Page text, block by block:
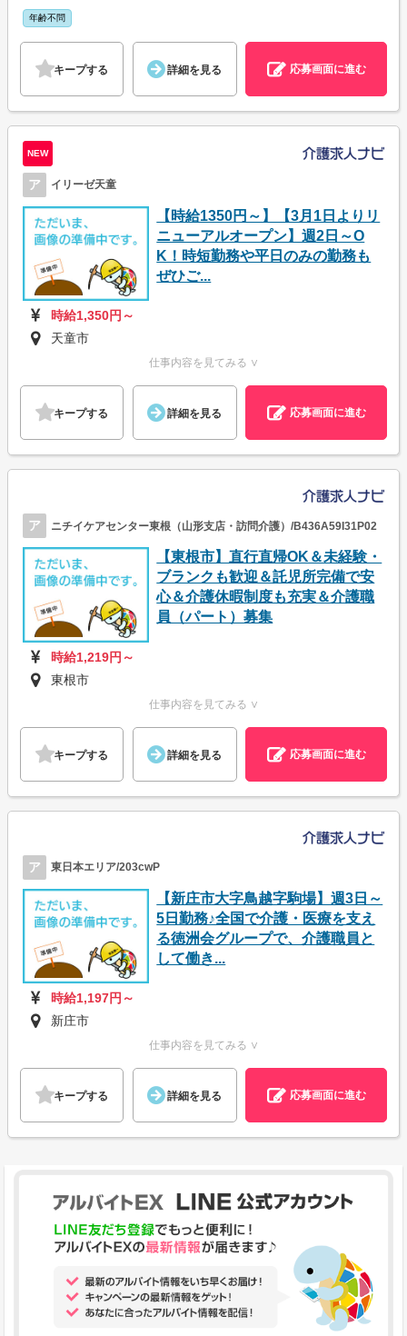
年齢不問
キープする 詳細を見る 応募画面に進む
NEW
ア イリーゼ天童
【時給1350円～】【3月1日よりリ
ニューアルオープン】週2日～O
K！時短勤務や平日のみの勤務も
ぜひご...
時給1,350円～
天童市
仕事内容を見てみる ∨
キープする 詳細を見る 応募画面に進む
ア ニチイケアセンター東根（山形支店・訪問介護）/B436A59I31P02
【東根市】直行直帰OK＆未経験・
ブランクも歓迎＆託児所完備で安
心＆介護休暇制度も充実＆介護職
員（パート）募集
時給1,219円～
東根市
仕事内容を見てみる ∨
キープする 詳細を見る 応募画面に進む
ア 東日本エリア/203cwP
【新庄市大字鳥越字駒場】週3日～
5日勤務♪全国で介護・医療を支え
る徳洲会グループで、介護職員と
して働き...
時給1,197円～
新庄市
仕事内容を見てみる ∨
キープする 詳細を見る 応募画面に進む